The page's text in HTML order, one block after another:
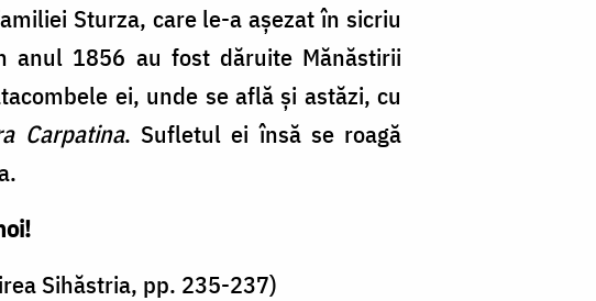
Sturza, care le-a aşezat în sicriu
1856 au fost dăruite Mănăstirii
ei, unde se află şi astăzi, cu
Carpatina. Sufletul ei însă se roagă
Sihăstria, pp. 235-237)